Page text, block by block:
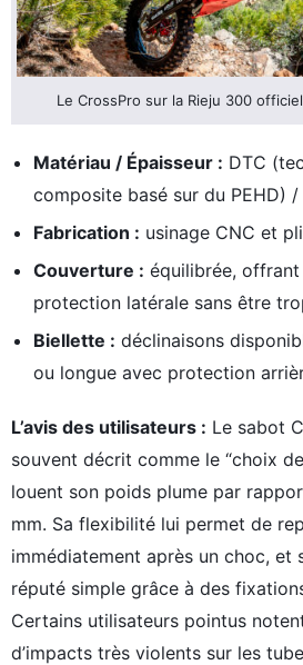
Le CrossPro sur la Rieju 300
Matériau / Épaisseur : DTC
composite basé sur du PEHD) /
Fabrication : usinage CNC et
Couverture : équilibrée,
protection latérale sans être
Biellette : déclinaisons
ou longue avec protection
L’avis des utilisateurs : Le sabot
souvent décrit comme le “choix
louent son poids plume par
mm. Sa flexibilité lui permet de
immédiatement après un choc, et
réputé simple grâce à des
Certains utilisateurs pointus
d’impacts très violents sur les